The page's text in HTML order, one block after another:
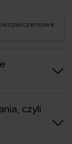
czyli